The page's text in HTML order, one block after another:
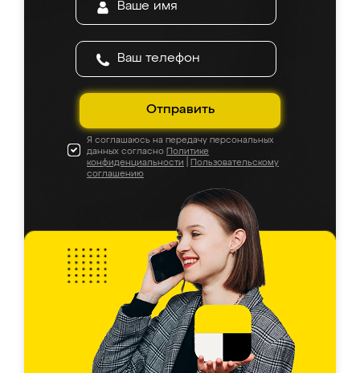
Отправить
Я соглашаюсь на передачу персональных
данных согласно Политике
конфиденциальности
Пользовательскому
соглашению